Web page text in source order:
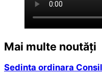
Mai multe noutăți
Sedinta ordinara